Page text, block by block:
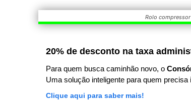
Rolo
20% de desconto na taxa
Para quem busca caminhão novo, o
Uma solução inteligente para quem precisa
Clique aqui para saber mais!